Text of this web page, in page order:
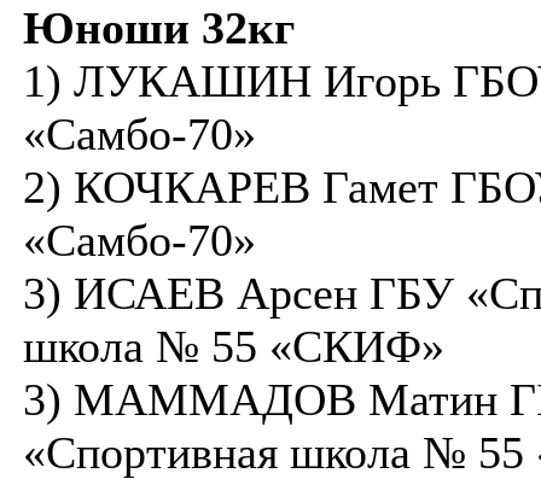
Юноши 32кг
1) ЛУКАШИН Игорь
«Самбо-70»
2) КОЧКАРЕВ Гамет
«Самбо-70»
3) ИСАЕВ Арсен ГБУ
школа № 55 «СКИФ»
3) МАММАДОВ Матин
«Спортивная школа №